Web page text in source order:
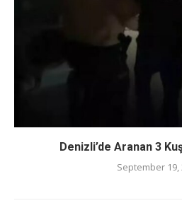
Denizli’de Aranan 3
September 19,